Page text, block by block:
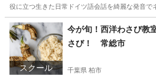
役に立つ生きた日常ドイツ語会話を綺麗な発音
茨城 つくば市 その他語学 東京
ドイツ語
スクール
今が旬！西洋わさび教
さび！ 常総市
千葉県 柏市